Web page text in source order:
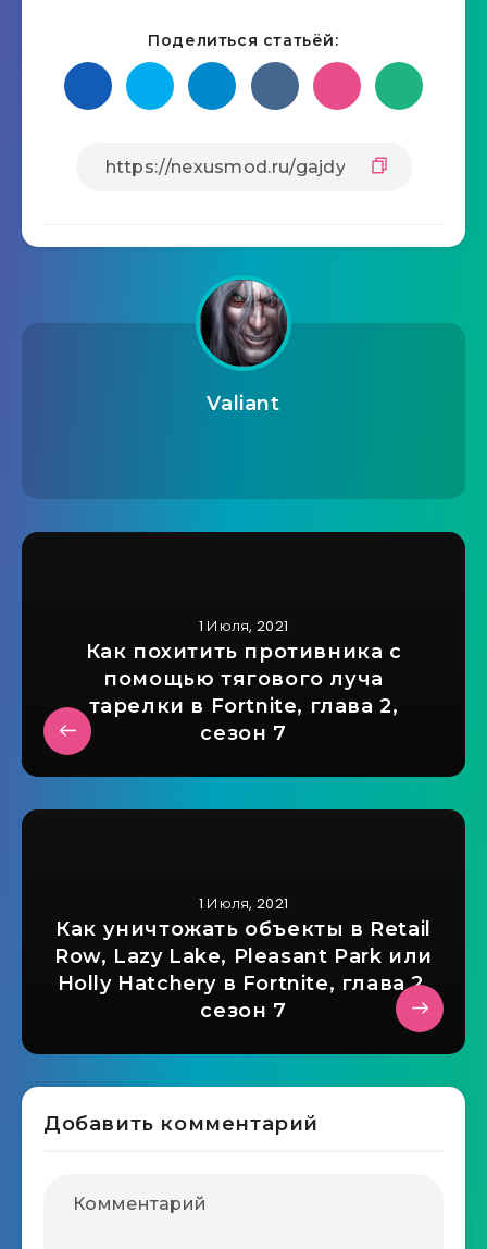
Поделиться статьёй:
Valiant
1 Июля, 2021
Как похитить противника с
помощью тягового луча
тарелки в Fortnite, глава 2,
сезон 7
1 Июля, 2021
Как уничтожать объекты в Retail
Row, Lazy Lake, Pleasant Park или
Holly Hatchery в Fortnite, глава 2,
сезон 7
Добавить комментарий